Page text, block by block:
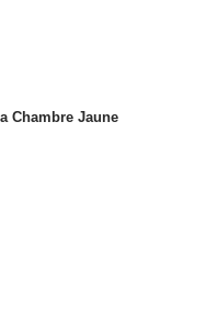
Chambre Jaune